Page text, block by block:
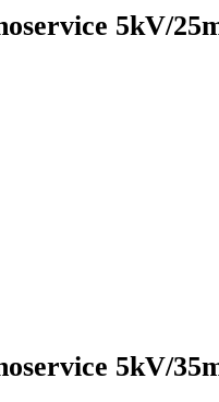
5kV/
5kV/